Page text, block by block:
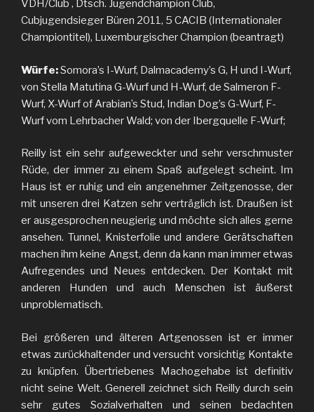
VDH/Club , Dtsch. Jugendchampion Club,
Cubjugendsieger Büren 2011, 5 CACIB (Internationaler
Championtitel), Luxemburgischer Champion (beantragt)
Würfe:Somora’s I-Wurf, Dalmacademy’s G, H und I-Wurf,
von Stella Matutina G-Wurf und H-Wurf, de Salmeron F-
Wurf, X-Wurf of Arabian’s Stud, Indian Dog’s G-Wurf, F-
Wurf vom Lehrbacher Wald; von der Ibergquelle F-Wurf;
Reilly ist ein sehr aufgeweckter und sehr verschmuster
Rüde, der immer zu einem Spaß aufgelegt scheint. Im
Haus ist er ruhig und ein angenehmer Zeitgenosse, der
mit unseren drei Katzen sehr verträglich ist. Draußen ist
er ausgesprochen neugierig und möchte sich alles gerne
ansehen. Tunnel, Knisterfolie und andere Gerätschaften
machen ihm keine Angst, denn da kann man immer etwas
Aufregendes und Neues entdecken. Der Kontakt mit
anderen Hunden und auch Menschen ist äußerst
unproblematisch.
Bei größeren und älteren Artgenossen ist er immer
etwas zurückhaltender und versucht vorsichtig Kontakte
zu knüpfen. Übertriebenes Machogehabe ist definitiv
nicht seine Welt. Generell zeichnet sich Reilly durch sein
sehr gutes Sozialverhalten und seinen bedachten